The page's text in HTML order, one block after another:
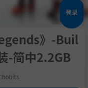
登录
》-Buil
-简中2.2GB